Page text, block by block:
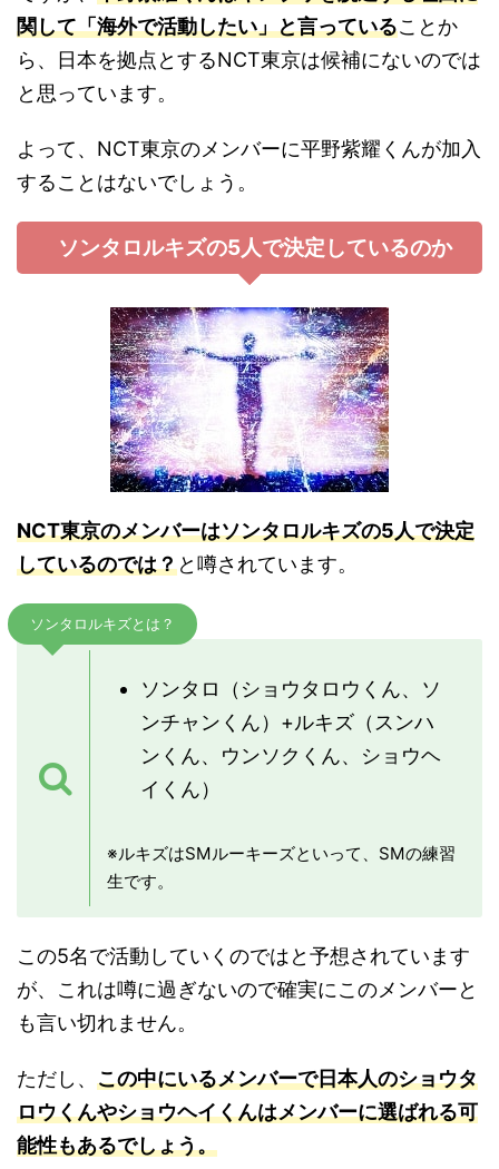
関して「海外で活動したい」と言っていることか
ら、日本を拠点とするNCT東京は候補にないのでは
と思っています。
よって、NCT東京のメンバーに平野紫耀くんが加入
することはないでしょう。
ソンタロルキズの5人で決定しているのか
NCT東京のメンバーはソンタロルキズの5人で決定
しているのでは？と噂されています。
ソンタロルキズとは？
ソンタロ（ショウタロウくん、ソ
ンチャンくん）+ルキズ（スンハ
ンくん、ウンソクくん、ショウヘ
イくん）
※ルキズはSMルーキーズといって、SMの練習
生です。
この5名で活動していくのではと予想されています
が、これは噂に過ぎないので確実にこのメンバーと
も言い切れません。
ただし、 この中にいるメンバーで日本人のショウタ
ロウくんやショウヘイくんはメンバーに選ばれる可
能性もあるでしょう。